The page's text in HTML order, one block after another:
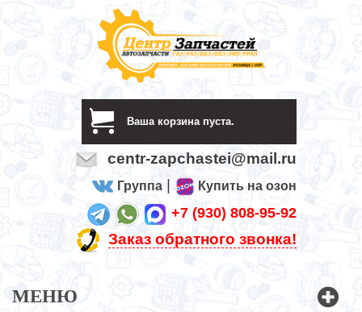
Ваша корзина пуста.
centr-zapchastei@mail.ru
Группа Купить на озон
+7 (930) 808-95-92
Заказ обратного звонка!
МЕНЮ